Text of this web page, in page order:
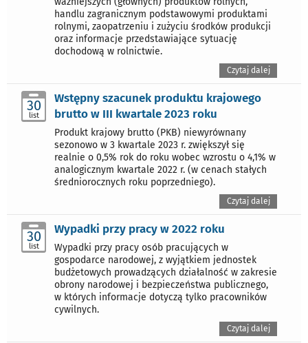
handlu zagranicznym podstawowymi produktami
rolnymi, zaopatrzeniu i zużyciu środków produkcji
oraz informacje przedstawiające sytuację
dochodową w rolnictwie.
Czytaj dalej
30
list
Wstępny szacunek produktu krajowego
brutto w III kwartale 2023 roku
Produkt krajowy brutto (PKB) niewyrównany
sezonowo w 3 kwartale 2023 r. zwiększył się
realnie o 0,5% rok do roku wobec wzrostu o 4,1% w
analogicznym kwartale 2022 r. (w cenach stałych
średniorocznych roku poprzedniego).
Czytaj dalej
30
list
Wypadki przy pracy w 2022 roku
Wypadki przy pracy osób pracujących w
gospodarce narodowej, z wyjątkiem jednostek
budżetowych prowadzących działalność w zakresie
obrony narodowej i bezpieczeństwa publicznego,
w których informacje dotyczą tylko pracowników
cywilnych.
Czytaj dalej